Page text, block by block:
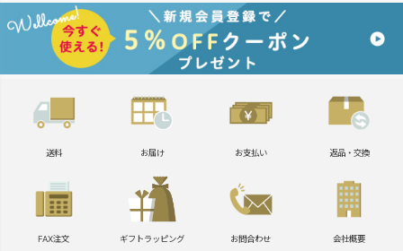
送料 お届け お支払い 返品・交換
FAX注文 ギフトラッピング お問合わせ 会社概要